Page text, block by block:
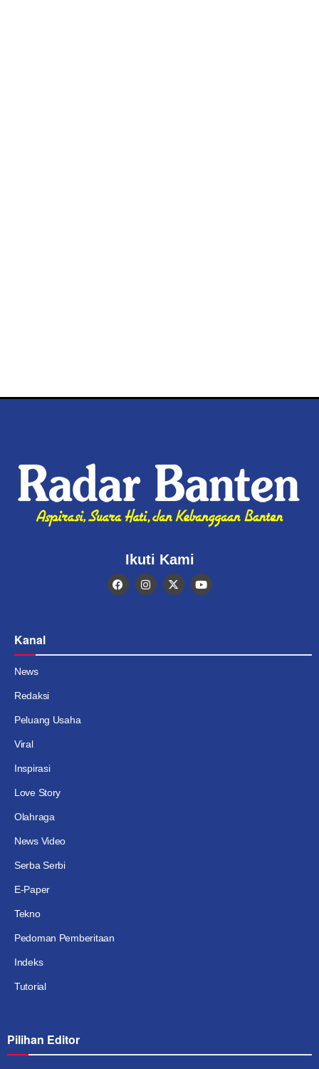
Ikuti Kami
Kanal
News
Redaksi
Peluang Usaha
Viral
Inspirasi
Love Story
Olahraga
News Video
Serba Serbi
E-Paper
Tekno
Pedoman Pemberitaan
Indeks
Tutorial
Pilihan Editor